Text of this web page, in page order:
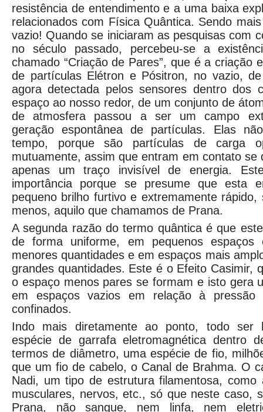
resistência de entendimento e a uma baixa
relacionados com Física Quântica. Sendo
vazio! Quando se iniciaram as pesquisas com
no século passado, percebeu-se a
chamado “Criação de Pares”, que é a criação
de partículas Elétron e Pósitron, no vazio,
agora detectada pelos sensores dentro dos
espaço ao nosso redor, de um conjunto de
de atmosfera passou a ser um campo
geração espontânea de partículas. Elas
tempo, porque são partículas de carga
mutuamente, assim que entram em contato se
apenas um traço invisível de energia.
importância porque se presume que esta
pequeno brilho furtivo e extremamente
menos, aquilo que chamamos de Prana.
A segunda razão do termo quântica é que
de forma uniforme, em pequenos
menores quantidades e em espaços mais
grandes quantidades. Este é o Efeito Casimir,
o espaço menos pares se formam e isto gera
em espaços vazios em relação à pressão
confinados.
Indo mais diretamente ao ponto, todo ser
espécie de garrafa eletromagnética dentro
termos de diâmetro, uma espécie de fio,
que um fio de cabelo, o Canal de Brahma. O
Nadi, um tipo de estrutura filamentosa, como
musculares, nervos, etc., só que neste caso,
Prana, não sangue, nem linfa, nem